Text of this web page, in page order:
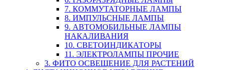
7. КОММУТАТОРНЫЕ ЛАМПЫ
8. ИМПУЛЬСНЫЕ ЛАМПЫ
9. АВТОМОБИЛЬНЫЕ ЛАМПЫ
НАКАЛИВАНИЯ
10. СВЕТОИНДИКАТОРЫ
11. ЭЛЕКТРОЛАМПЫ ПРОЧИЕ
3. ФИТО ОСВЕЩЕНИЕ ДЛЯ РАСТЕНИЙ